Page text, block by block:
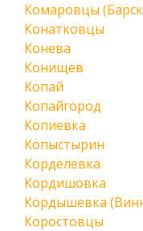
Комаровцы
Конатковцы
Конева
Конищев
Копай
Копайгород
Копиевка
Копыстырин
Корделевка
Кордишовка
Кордышевка
Коростовцы